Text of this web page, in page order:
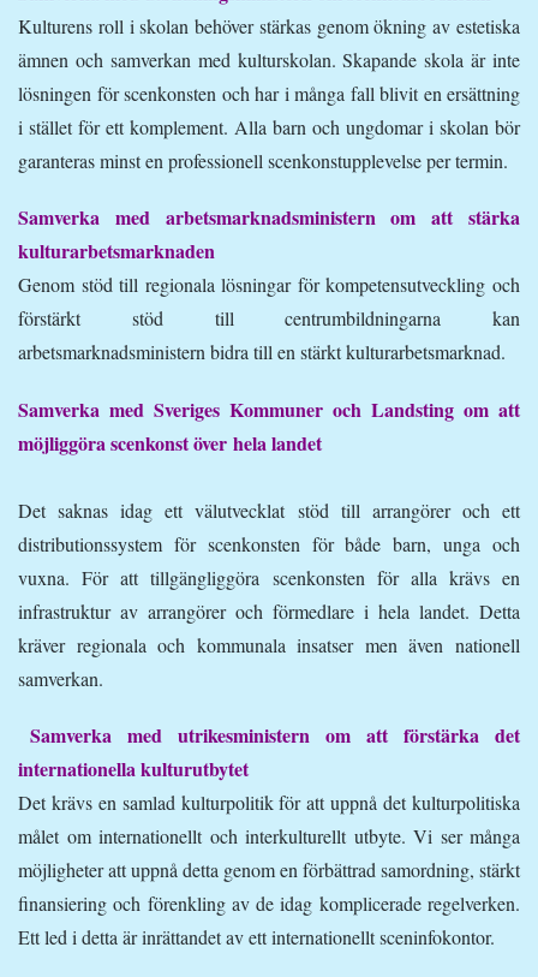
Kulturens roll i skolan behöver stärkas genom ökning av estetiska
ämnen och samverkan med kulturskolan. Skapande skola är inte
lösningen för scenkonsten och har i många fall blivit en ersättning
i stället för ett komplement. Alla barn och ungdomar i skolan bör
garanteras minst en professionell scenkonstupplevelse per termin.
Samverka med arbetsmarknadsministern om att stärka
kulturarbetsmarknaden
Genom stöd till regionala lösningar för kompetensutveckling och
förstärkt stöd till centrumbildningarna kan
arbetsmarknadsministern bidra till en stärkt kulturarbetsmarknad.
Samverka med Sveriges Kommuner och Landsting om att
möjliggöra scenkonst över hela landet
Det saknas idag ett välutvecklat stöd till arrangörer och ett
distributionssystem för scenkonsten för både barn, unga och
vuxna. För att tillgängliggöra scenkonsten för alla krävs en
infrastruktur av arrangörer och förmedlare i hela landet. Detta
kräver regionala och kommunala insatser men även nationell
samverkan.
Samverka med utrikesministern om att förstärka det
internationella kulturutbytet
Det krävs en samlad kulturpolitik för att uppnå det kulturpolitiska
målet om internationellt och interkulturellt utbyte. Vi ser många
möjligheter att uppnå detta genom en förbättrad samordning, stärkt
finansiering och förenkling av de idag komplicerade regelverken.
Ett led i detta är inrättandet av ett internationellt sceninfokontor.